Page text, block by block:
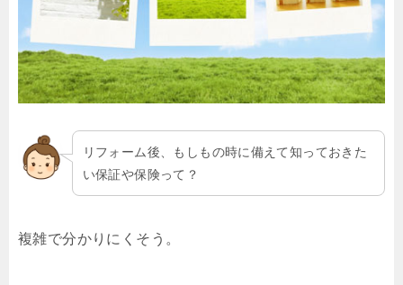
リフォーム後、もしもの時に備えて知っておきた
い保証や保険って？
複雑で分かりにくそう。